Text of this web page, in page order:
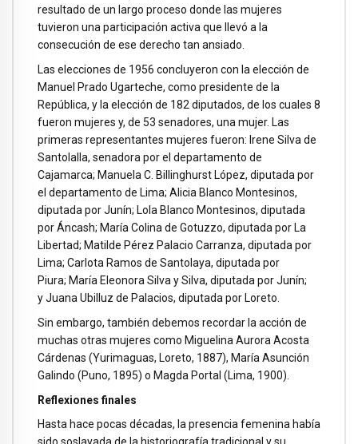
resultado de un largo proceso donde las mujeres
tuvieron una participación activa que llevó a la
consecución de ese derecho tan ansiado.
Las elecciones de 1956 concluyeron con la elección de
Manuel Prado Ugarteche, como presidente de la
República, y la elección de 182 diputados, de los cuales 8
fueron mujeres y, de 53 senadores, una mujer. Las
primeras representantes mujeres fueron: Irene Silva de
Santolalla, senadora por el departamento de
Cajamarca; Manuela C. Billinghurst López, diputada por
el departamento de Lima; Alicia Blanco Montesinos,
diputada por Junín; Lola Blanco Montesinos, diputada
por Áncash; María Colina de Gotuzzo, diputada por La
Libertad; Matilde Pérez Palacio Carranza, diputada por
Lima; Carlota Ramos de Santolaya, diputada por
Piura; María Eleonora Silva y Silva, diputada por Junín;
y Juana Ubilluz de Palacios, diputada por Loreto.
Sin embargo, también debemos recordar la acción de
muchas otras mujeres como Miguelina Aurora Acosta
Cárdenas (Yurimaguas, Loreto, 1887), María Asunción
Galindo (Puno, 1895) o Magda Portal (Lima, 1900).
Reflexiones finales
Hasta hace pocas décadas, la presencia femenina había